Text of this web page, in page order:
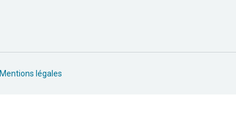
Mentions légales